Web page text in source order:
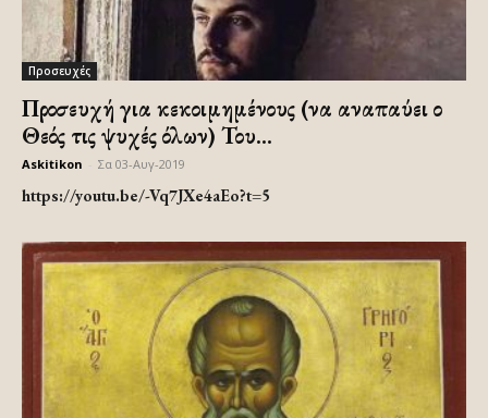
Προσευχές
Προσευχή για κεκοιμημένους (να αναπαύει ο
Θεός τις ψυχές όλων) Του...
Askitikon Σα 03-Αυγ-2019
https://youtu.be/-Vq7JXe4aEo?t=5